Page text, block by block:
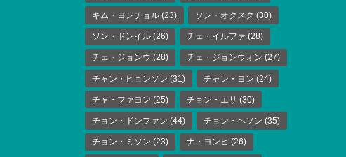
キム・ヨンチョル (23) ソン・オクスク (30)
ソン・ドンイル (26) チェ・イルファ (28)
チェ・ジョンウ (28) チェ・ジョンウォン (27)
チャン・ヒョンソン (31) チャン・ヨン (24)
チャ・ファヨン (25) チョン・エリ (30)
チョン・ドンファン (44) チョン・ヘソン (35)
チョン・ミソン (23) ナ・ヨンヒ (26)